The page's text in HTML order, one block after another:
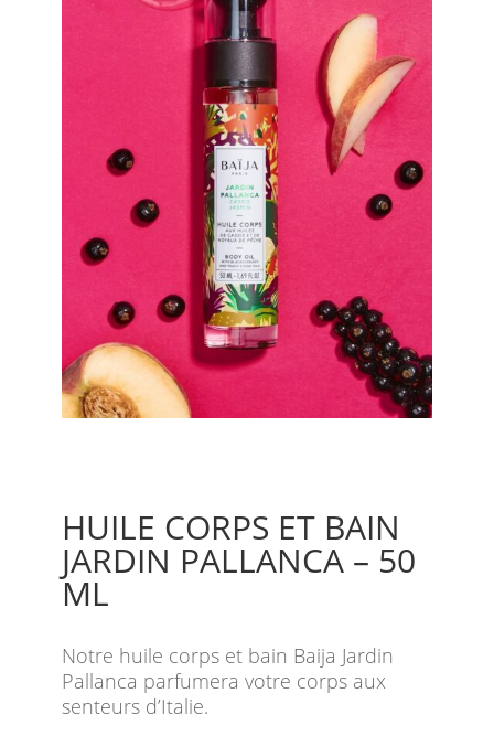
HUILE CORPS ET BAIN
JARDIN PALLANCA – 50
ML
Notre huile corps et bain Baija Jardin
Pallanca parfumera votre corps aux
senteurs d’Italie.